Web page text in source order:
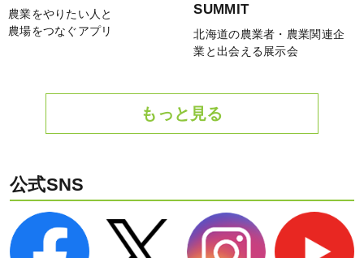
農業をやりたい人と
農場をつなぐアプリ
SUMMIT
北海道の農業者・農業関連企
業と出会える展示会
もっと見る
公式SNS